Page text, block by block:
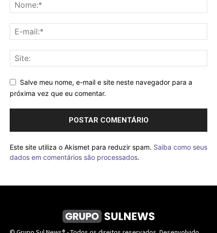
Salve meu nome, e-mail e site neste navegador para a
próxima vez que eu comentar.
Este site utiliza o Akismet para reduzir spam. Saiba como seus
dados em comentários são processados.